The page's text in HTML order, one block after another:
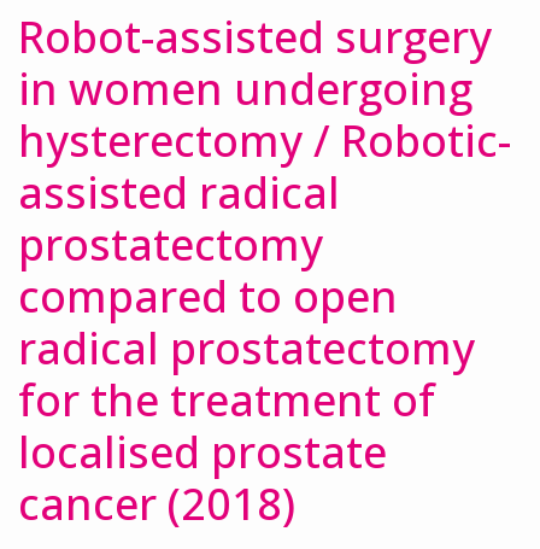
Robot-assisted surgery
in women undergoing
hysterectomy / Robotic-
assisted radical
prostatectomy
compared to open
radical prostatectomy
for the treatment of
localised prostate
cancer (2018)